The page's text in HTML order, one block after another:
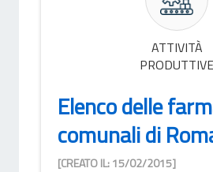
ATTIVITÀ
PRODUTTIVE
Elenco delle
comunali di
[CREATO IL: 15/02/2015]